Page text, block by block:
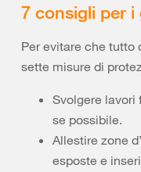
7 consigli per
Per evitare che tutto
sette misure di
Svolgere lavori
se possibile.
Allestire zone
esposte e